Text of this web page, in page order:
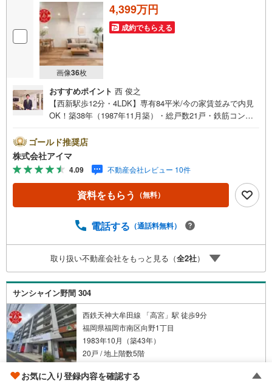
画像36枚
4,399万円
成約でもらえる
おすすめポイント 西 俊之
【西新駅歩12分・4LDK】専有84平米/今の家賃並みで内見
OK！築38年（1987年11月築）・総戸数21戸・鉄筋コンク
K。専有約84平米。LDKは18帖以上。■リフォームお引渡し
前に内装を整えてからお渡しします。■住戸の条件南西向き
のお住まいです。角部屋です。眺望が開けています。風が
よく通ります。■ペットについてペットの飼育はご相談くだ
さい（管理規約によります）■共用部・暮らしエレベーター
あり。駐輪場あり。■キッチン・水まわり3口以上のコンロ
す。■アイマのサポートアイマは福岡のマンション・新築一
と提携/最長50年の返済プランもご用意平日も夜間もご見学
OK/ご自宅・最寄り駅まで送迎無料/オンライン相談OK「見
るだけ」「ローン相談だけ」でも歓迎します他社でローン
が難しいと言われた方、転職後で審査にご不安の方もご相
談ください
ゴールド推奨店
株式会社アイマ
4.09 不動産会社レビュー 10件
資料をもらう （無料）
電話する （通話料無料）
取り扱い不動産会社をもっと見る（全2社）
サンシャイン野間 304
西鉄天神大牟田線 「高宮」駅 徒歩9分
福岡県福岡市南区向野1丁目
1983年10月（築43年）
20戸 / 地上階数5階
3階 / 南西 / 72.21m2/ 2SLDK
お気に入り登録内容を確認する